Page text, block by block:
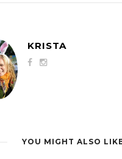
KRISTA
YOU MIGHT ALSO